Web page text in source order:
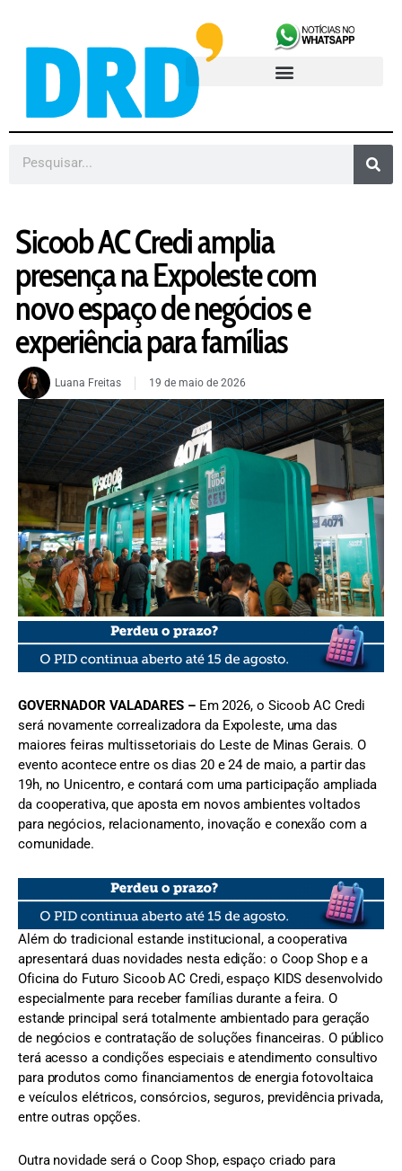
Sicoob AC Credi amplia
presença na Expoleste com
novo espaço de negócios e
experiência para famílias
Luana Freitas 19 de maio de 2026
FOTO: Divulgação/Sicoob AC Credi
GOVERNADOR VALADARES – Em 2026, o Sicoob AC Credi
será novamente correalizadora da Expoleste, uma das
maiores feiras multissetoriais do Leste de Minas Gerais. O
evento acontece entre os dias 20 e 24 de maio, a partir das
19h, no Unicentro, e contará com uma participação ampliada
da cooperativa, que aposta em novos ambientes voltados
para negócios, relacionamento, inovação e conexão com a
comunidade.
Além do tradicional estande institucional, a cooperativa
apresentará duas novidades nesta edição: o Coop Shop e a
Oficina do Futuro Sicoob AC Credi, espaço KIDS desenvolvido
especialmente para receber famílias durante a feira. O
estande principal será totalmente ambientado para geração
de negócios e contratação de soluções financeiras. O público
terá acesso a condições especiais e atendimento consultivo
para produtos como financiamentos de energia fotovoltaica
e veículos elétricos, consórcios, seguros, previdência privada,
entre outras opções.
Outra novidade será o Coop Shop, espaço criado para